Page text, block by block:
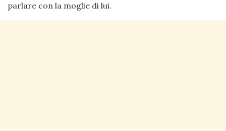
parlare con la moglie di lui.